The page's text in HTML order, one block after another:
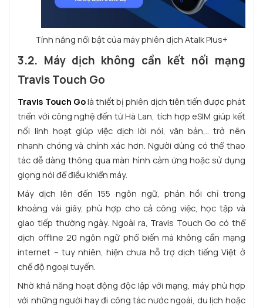
Tính năng nổi bật của máy phiên dịch Atalk Plus+
3.2. Máy dịch không cần kết nối mạng
Travis Touch Go
Travis Touch Golà thiết bị phiên dịch tiên tiến được phát
triển với công nghệ đến từ Hà Lan, tích hợp eSIM giúp kết
nối linh hoạt giúp việc dịch lời nói, văn bản,.. trở nên
nhanh chóng và chính xác hơn. Người dùng có thể thao
tác dễ dàng thông qua màn hình cảm ứng hoặc sử dụng
giọng nói để điều khiển máy.
Máy dịch lên đến 155 ngôn ngữ, phản hồi chỉ trong
khoảng vài giây, phù hợp cho cả công việc, học tập và
giao tiếp thường ngày. Ngoài ra, Travis Touch Go có thể
dịch offline 20 ngôn ngữ phổ biến mà không cần mạng
internet – tuy nhiên, hiện chưa hỗ trợ dịch tiếng Việt ở
chế độ ngoại tuyến.
Nhờ khả năng hoạt động độc lập với mạng, máy phù hợp
với những người hay đi công tác nước ngoài, du lịch hoặc